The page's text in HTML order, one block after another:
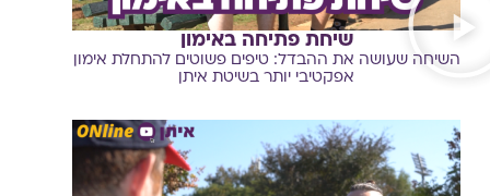
שיחת פתיחה באימון
השיחה שעושה את ההבדל: טיפים פשוטים להתחלת אימון
אפקטיבי יותר בשיטת איתן